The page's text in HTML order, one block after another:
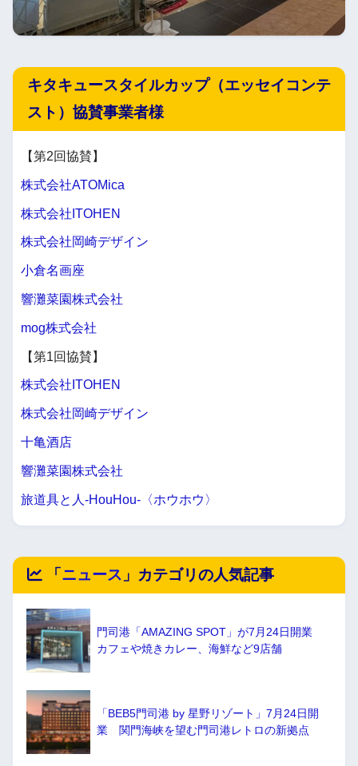
キタキュースタイルカップ（エッセイコンテ
スト）協賛事業者様
【第2回協賛】
株式会社ATOMica
株式会社ITOHEN
株式会社岡崎デザイン
小倉名画座
響灘菜園株式会社
mog株式会社
【第1回協賛】
株式会社ITOHEN
株式会社岡崎デザイン
十亀酒店
響灘菜園株式会社
旅道具と人-HouHou-〈ホウホウ〉
「ニュース 」カテゴリの人気記事
門司港「AMAZING SPOT」が7月24日開業
カフェや焼きカレー、海鮮など9店舗
「BEB5門司港 by 星野リゾート」7月24日開
業 関門海峡を望む門司港レトロの新拠点